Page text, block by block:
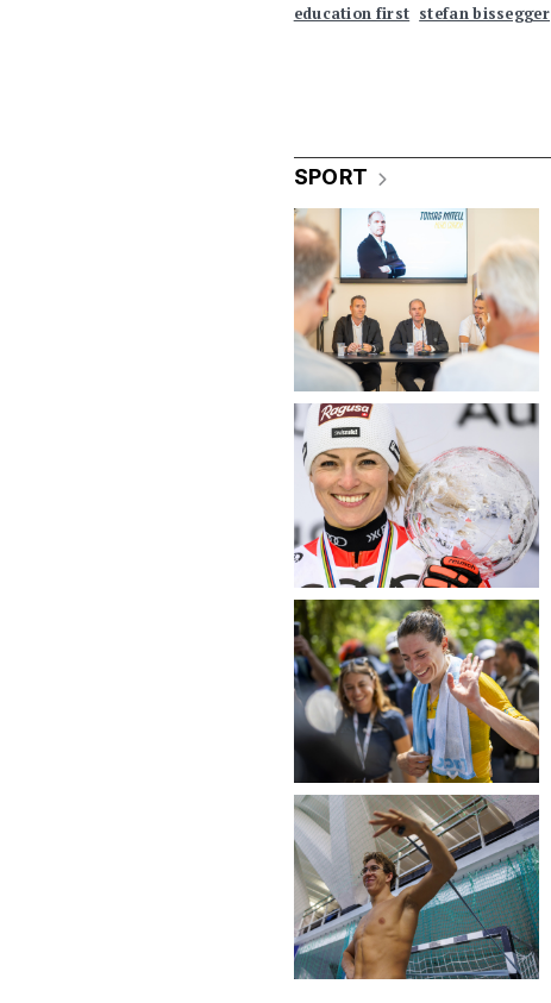
education first stefan bissegger
SPORT